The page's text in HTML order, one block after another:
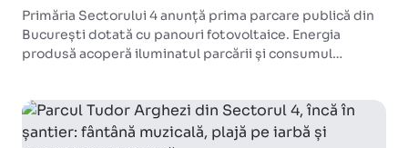
Primăria Sectorului 4 anunță prima parcare publică din
București dotată cu panouri fotovoltaice. Energia
produsă acoperă iluminatul parcării și consumul